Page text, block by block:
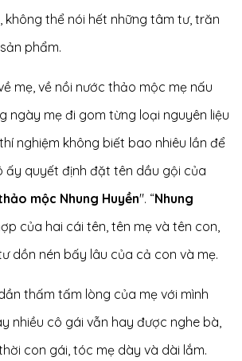
không thể nói hết những tâm tư, trăn
phẩm.
mẹ, về nồi nước thảo mộc mẹ nấu
ngày mẹ đi gom từng loại nguyên liệu
nghiệm không biết bao nhiêu lần để
ấy quyết định đặt tên dầu gội của
mộc Nhung Huyền". “Nhung
của hai cái tên, tên mẹ và tên con,
dồn nén bấy lâu của cả con và mẹ.
thấm tấm lòng của mẹ với mình
nhiều cô gái vẫn hay được nghe bà,
con gái, tóc mẹ dày và dài lắm.